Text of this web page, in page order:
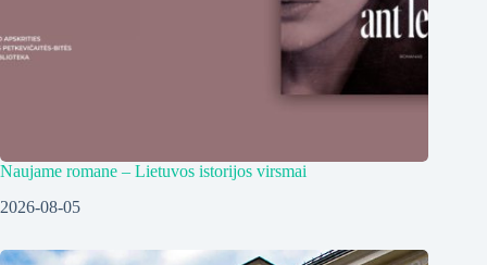
Naujame romane – Lietuvos istorijos virsmai
2026-08-05